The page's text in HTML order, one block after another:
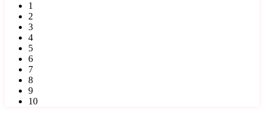
1
2
3
4
5
6
7
8
9
10